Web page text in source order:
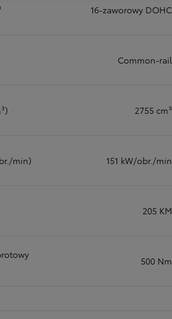
16-zaworowy DOHC
Common-rail
2755 cm³
min) 151 kW/obr./min
205 KM
500 Nm